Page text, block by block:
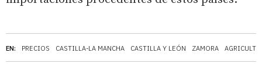
EN: PRECIOS CASTILLA-LA MANCHA CASTILLA Y LEÓN ZAMORA